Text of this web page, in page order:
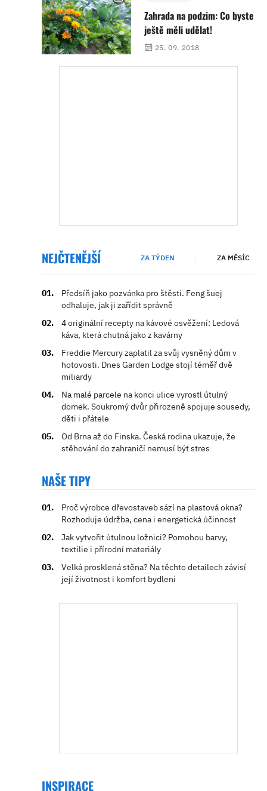
Zahrada na podzim: Co byste
ještě měli udělat!
25. 09. 2018
NEJČTENĚJŠÍ ZA TÝDEN ZA MĚSÍC
Předsíň jako pozvánka pro štěstí. Feng šuej
odhaluje, jak ji zařídit správně
4 originální recepty na kávové osvěžení: Ledová
káva, která chutná jako z kavárny
Freddie Mercury zaplatil za svůj vysněný dům v
hotovosti. Dnes Garden Lodge stojí téměř dvě
miliardy
Na malé parcele na konci ulice vyrostl útulný
domek. Soukromý dvůr přirozeně spojuje sousedy,
děti i přátele
Od Brna až do Finska. Česká rodina ukazuje, že
stěhování do zahraničí nemusí být stres
NAŠE TIPY
Proč výrobce dřevostaveb sází na plastová okna?
Rozhoduje údržba, cena i energetická účinnost
Jak vytvořit útulnou ložnici? Pomohou barvy,
textilie i přírodní materiály
Velká prosklená stěna? Na těchto detailech závisí
její životnost i komfort bydlení
INSPIRACE